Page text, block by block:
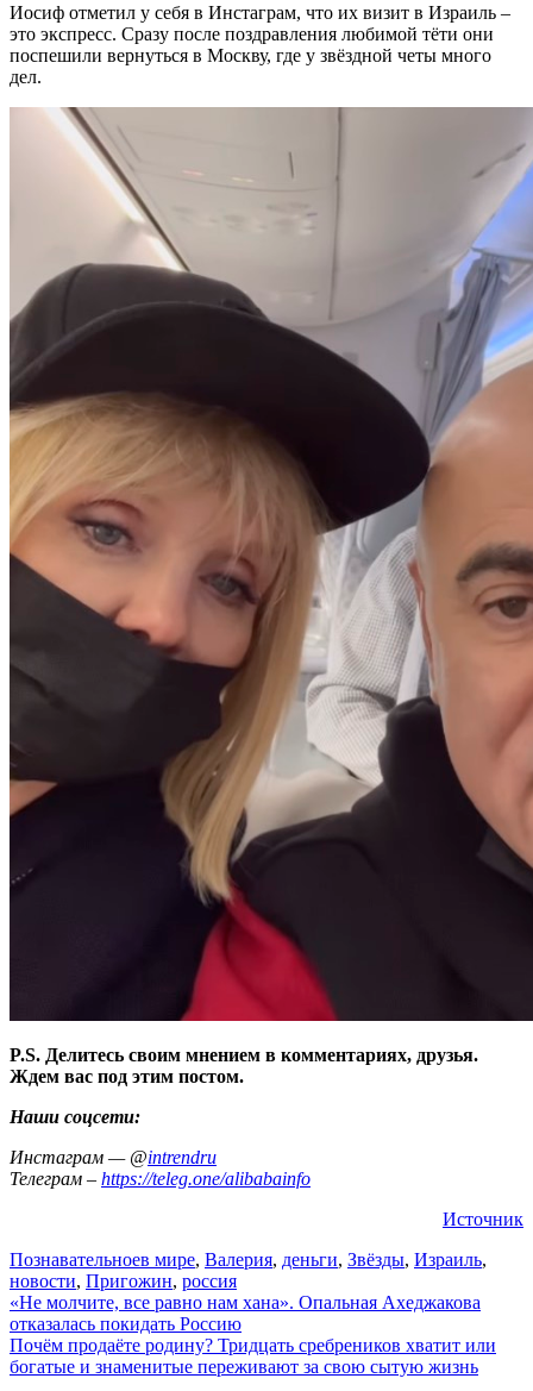
Иосиф отметил у себя в Инстаграм, что их визит в Израиль –
это экспресс. Сразу после поздравления любимой тёти они
поспешили вернуться в Москву, где у звёздной четы много
дел.
P.S. Делитесь своим мнением в комментариях, друзья.
Ждем вас под этим постом.
Наши соцсети:
Инстаграм — @intrendru
Телеграм – https://teleg.one/alibabainfo
Источник
Познавательноев мире, Валерия, деньги, Звёзды, Израиль,
новости, Пригожин, россия
Навигация
по
записям
«Не молчите, все равно нам хана». Опальная Ахеджакова
отказалась покидать Россию
Почём продаёте родину? Тридцать сребреников хватит или
богатые и знаменитые переживают за свою сытую жизнь